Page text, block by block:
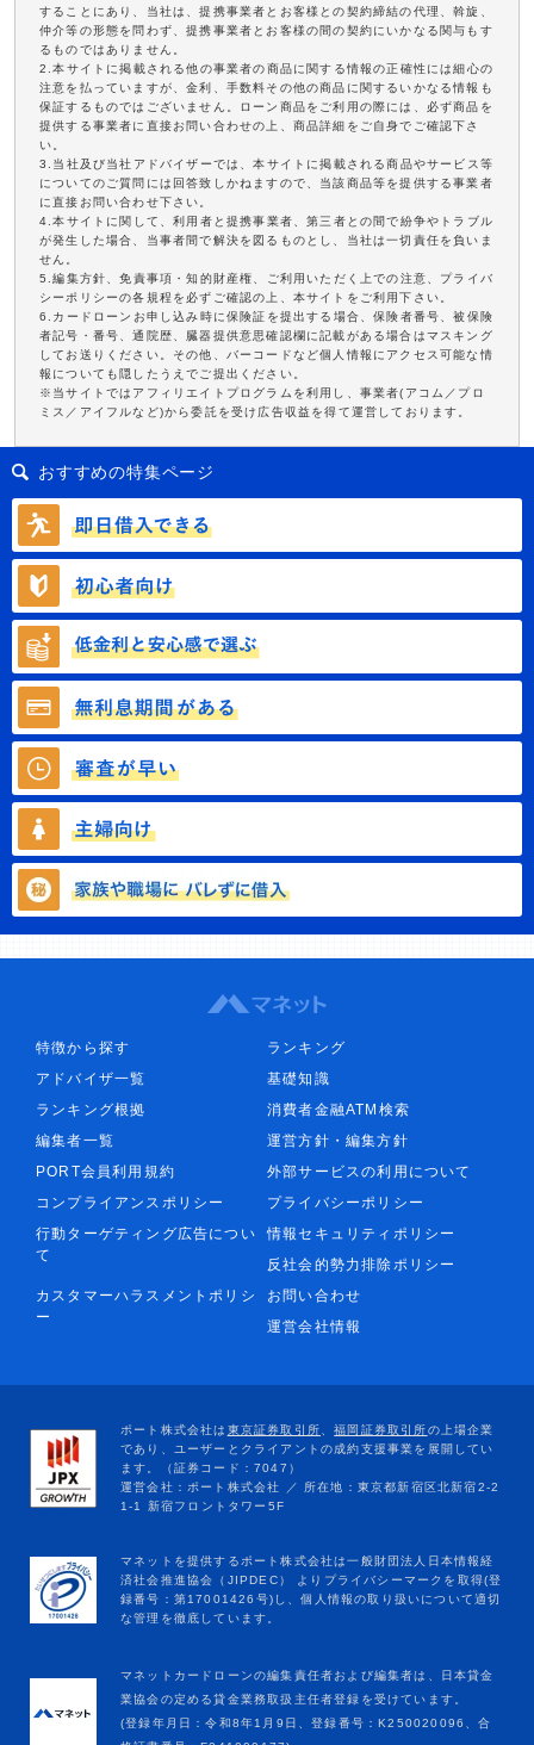
することにあり、当社は、提携事業者とお客様との契約締結の代理、斡旋、
仲介等の形態を問わず、提携事業者とお客様の間の契約にいかなる関与もす
るものではありません。
2.本サイトに掲載される他の事業者の商品に関する情報の正確性には細心の
注意を払っていますが、金利、手数料その他の商品に関するいかなる情報も
保証するものではございません。ローン商品をご利用の際には、必ず商品を
提供する事業者に直接お問い合わせの上、商品詳細をご自身でご確認下さ
い。
3.当社及び当社アドバイザーでは、本サイトに掲載される商品やサービス等
についてのご質問には回答致しかねますので、当該商品等を提供する事業者
に直接お問い合わせ下さい。
4.本サイトに関して、利用者と提携事業者、第三者との間で紛争やトラブル
が発生した場合、当事者間で解決を図るものとし、当社は一切責任を負いま
せん。
5.編集方針、免責事項・知的財産権、ご利用いただく上での注意、プライバ
シーポリシーの各規程を必ずご確認の上、本サイトをご利用下さい。
6.カードローンお申し込み時に保険証を提出する場合、保険者番号、被保険
者記号・番号、通院歴、臓器提供意思確認欄に記載がある場合はマスキング
してお送りください。その他、バーコードなど個人情報にアクセス可能な情
報についても隠したうえでご提出ください。
※当サイトではアフィリエイトプログラムを利用し、事業者(アコム／プロ
ミス／アイフルなど)から委託を受け広告収益を得て運営しております。
おすすめの特集ページ
特徴から探す
ランキング
アドバイザ一覧
基礎知識
ランキング根拠
消費者金融ATM検索
編集者一覧
運営方針・編集方針
PORT会員利用規約
外部サービスの利用について
コンプライアンスポリシー
プライバシーポリシー
行動ターゲティング広告につい
て
情報セキュリティポリシー
反社会的勢力排除ポリシー
カスタマーハラスメントポリシ
ー
お問い合わせ
運営会社情報
マネットカードローンの編集責任者および編集者は、日本貸金
業協会の定める貸金業務取扱主任者登録を受けています。
(登録年月日：令和8年1月9日、登録番号：K250020096、合